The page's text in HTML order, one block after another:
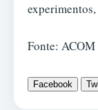
Fonte:
Facebook